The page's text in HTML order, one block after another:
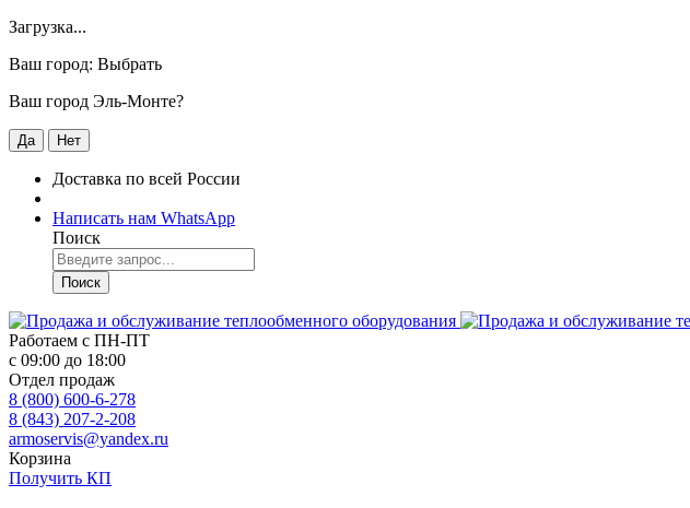
Загрузка...
Ваш город: Выбрать
Ваш город Эль-Монте?
Да Нет
Доставка по всей России
Написать нам WhatsApp
Поиск
Поиск
Работаем с ПН-ПТ
с 09:00 до 18:00
Отдел продаж
8 (800) 600-6-278
8 (843) 207-2-208
armoservis@yandex.ru
Корзина
Получить КП